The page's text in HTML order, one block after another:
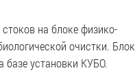
на блоке физико-
очистки. Блок
базе установки КУБО.